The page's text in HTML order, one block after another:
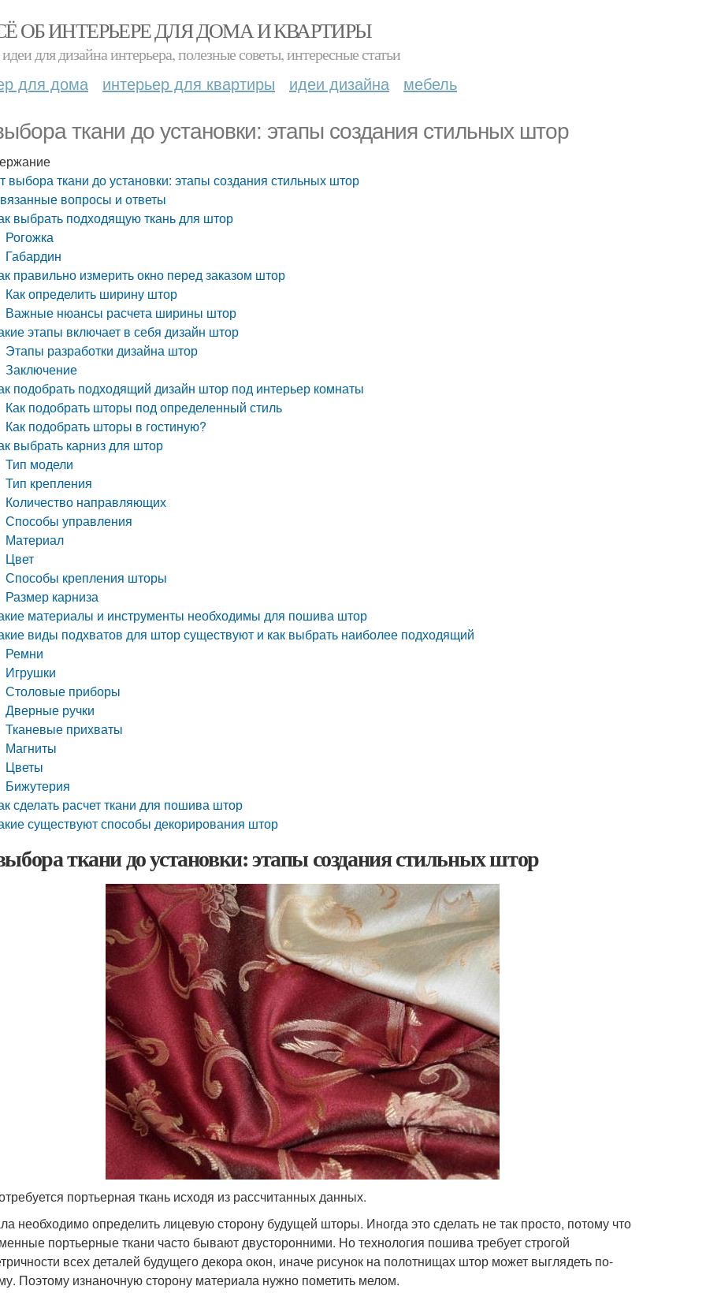
ОБ ИНТЕРЬЕРЕ ДЛЯ ДОМА И КВАРТИРЫ
для дизайна интерьера, полезные советы, интересные статьи
для дома интерьер для квартиры идеи дизайна мебель
ткани до установки: этапы создания стильных штор
выбора ткани до установки: этапы создания стильных штор
вопросы и ответы
выбрать подходящую ткань для штор
Рогожка
Габардин
правильно измерить окно перед заказом штор
Как определить ширину штор
Важные нюансы расчета ширины штор
этапы включает в себя дизайн штор
Этапы разработки дизайна штор
Заключение
подобрать подходящий дизайн штор под интерьер комнаты
Как подобрать шторы под определенный стиль
Как подобрать шторы в гостиную?
выбрать карниз для штор
Тип модели
Тип крепления
Количество направляющих
Способы управления
Материал
Цвет
Способы крепления шторы
Размер карниза
материалы и инструменты необходимы для пошива штор
виды подхватов для штор существуют и как выбрать наиболее подходящий
Ремни
Игрушки
Столовые приборы
Дверные ручки
Тканевые прихваты
Магниты
Цветы
Бижутерия
сделать расчет ткани для пошива штор
существуют способы декорирования штор
ткани до установки: этапы создания стильных штор
портьерная ткань исходя из рассчитанных данных.
необходимо определить лицевую сторону будущей шторы. Иногда это сделать не так просто, потому что
портьерные ткани часто бывают двусторонними. Но технология пошива требует строгой
всех деталей будущего декора окон, иначе рисунок на полотнищах штор может выглядеть по-
Поэтому изнаночную сторону материала нужно пометить мелом.